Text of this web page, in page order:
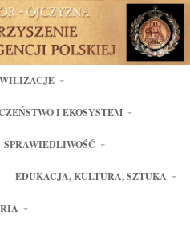
I EKOSYSTEM
SPRAWIEDLIWOŚĆ
EDUKACJA, KULTURA, SZTUKA